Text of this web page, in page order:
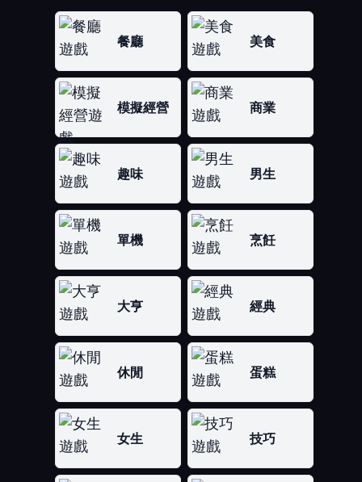
餐廳 美食
模擬經營 商業
趣味 男生
單機 烹飪
大亨 經典
休閒 蛋糕
女生 技巧